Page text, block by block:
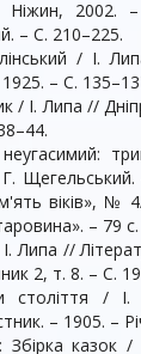
2002. –
– С. 210–225.
/ І.
– С.
/ І. Липа //
неугасимий:
віків», №
– 79 с.
Липа //
2, т. 8. – С.
століття / І.
– 1905. –
Збірка казок